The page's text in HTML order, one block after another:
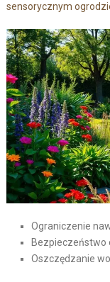
sensorycznym
Ograniczenie
Bezpieczeństwo
Oszczędzanie